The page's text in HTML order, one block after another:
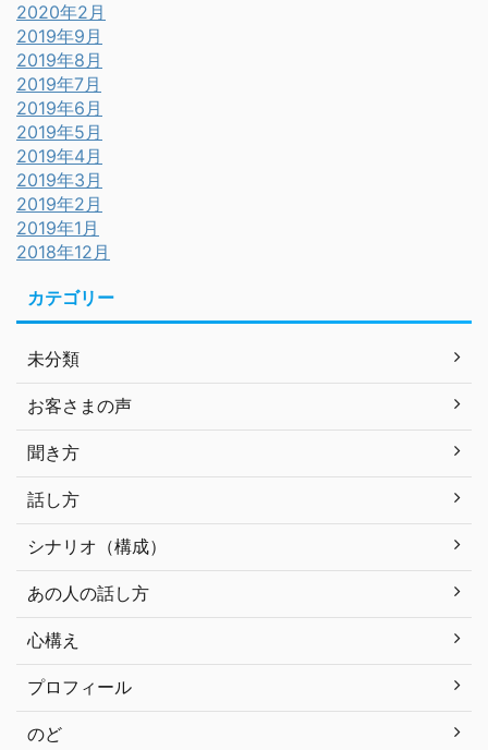
2020年2月
2019年9月
2019年8月
2019年7月
2019年6月
2019年5月
2019年4月
2019年3月
2019年2月
2019年1月
2018年12月
カテゴリー
未分類
お客さまの声
聞き方
話し方
シナリオ（構成）
あの人の話し方
心構え
プロフィール
のど